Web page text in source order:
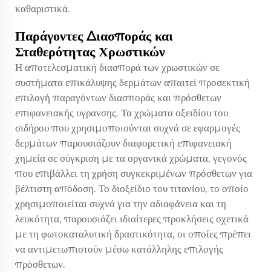
καθαριστικά.
Παράγοντες Διασποράς και
Σταθερότητας Χρωστικών
Η αποτελεσματική διασπορά των χρωστικών σε
συστήματα επικάλυψης δερμάτων απαιτεί προσεκτική
επιλογή παραγόντων διασποράς και πρόσθετων
επιφανειακής υγρανσης. Τα χρώματα οξειδίου του
σιδήρου που χρησιμοποιούνται συχνά σε εφαρμογές
δερμάτων παρουσιάζουν διαφορετική επιφανειακή
χημεία σε σύγκριση με τα οργανικά χρώματα, γεγονός
που επιβάλλει τη χρήση συγκεκριμένων πρόσθετων για
βέλτιστη απόδοση. Το διοξείδιο του τιτανίου, το οποίο
χρησιμοποιείται συχνά για την αδιαφάνεια και τη
λευκότητα, παρουσιάζει ιδιαίτερες προκλήσεις σχετικά
με τη φωτοκαταλυτική δραστικότητα, οι οποίες πρέπει
να αντιμετωπιστούν μέσω κατάλληλης επιλογής
πρόσθετων.